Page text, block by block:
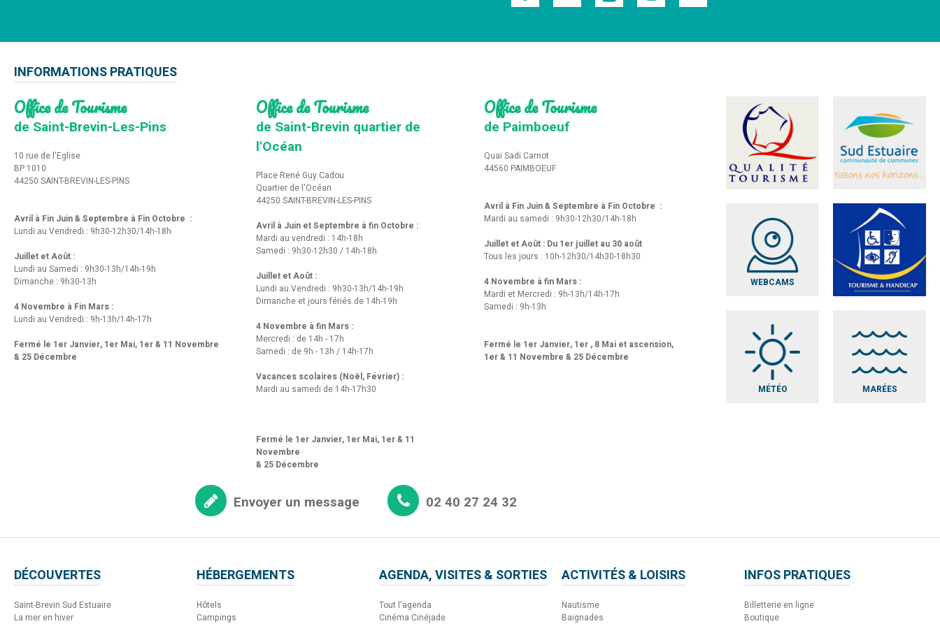
INFORMATIONS PRATIQUES
Office de Tourisme
de Saint-Brevin-Les-Pins
10 rue de l'Eglise
BP 1010
44250 SAINT-BREVIN-LES-PINS
Avril à Fin Juin & Septembre à Fin Octobre :
Lundi au Vendredi : 9h30-12h30/14h-18h
Juillet et Août :
Lundi au Samedi : 9h30-13h/14h-19h
Dimanche : 9h30-13h
4 Novembre à Fin Mars :
Lundi au Vendredi : 9h-13h/14h-17h
Fermé le 1er Janvier, 1er Mai, 1er & 11 Novembre
& 25 Décembre
Office de Tourisme
de Saint-Brevin quartier de
l'Océan
Place René Guy Cadou
Quartier de l'Océan
44250 SAINT-BREVIN-LES-PINS
Avril à Juin et Septembre à fin Octobre :
Mardi au vendredi : 14h-18h
Samedi : 9h30-12h30 / 14h-18h
Juillet et Août :
Lundi au Vendredi : 9h30-13h/14h-19h
Dimanche et jours fériés de 14h-19h
4 Novembre à fin Mars :
Mercredi : de 14h - 17h
Samedi : de 9h - 13h / 14h-17h
Vacances scolaires (Noël, Février) :
Mardi au samedi de 14h-17h30
Fermé le 1er Janvier, 1er Mai, 1er & 11
Novembre
& 25 Décembre
Office de Tourisme
de Paimboeuf
Quai Sadi Carnot
44560 PAIMBOEUF
Avril à Fin Juin & Septembre à Fin Octobre :
Mardi au samedi : 9h30-12h30/14h-18h
Juillet et Août : Du 1er juillet au 30 août
Tous les jours : 10h-12h30/14h30-18h30
4 Novembre à fin Mars :
Mardi et Mercredi : 9h-13h/14h-17h
Samedi : 9h-13h
Fermé le 1er Janvier, 1er , 8 Mai et ascension,
1er & 11 Novembre & 25 Décembre
WEBCAMS
MÉTÉO MARÉES
Envoyer un message 02 40 27 24 32
DÉCOUVERTES
Saint-Brevin Sud Estuaire
La mer en hiver
HÉBERGEMENTS
Hôtels
Campings
AGENDA, VISITES & SORTIES
Tout l'agenda
Cinéma Cinéjade
ACTIVITÉS & LOISIRS
Nautisme
Baignades
INFOS PRATIQUES
Billetterie en ligne
Boutique